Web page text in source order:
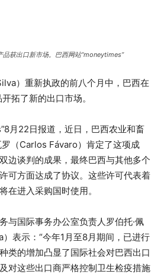
获出口新市场。巴西网站“moneytimes”
）重新执政的前八个月中，巴西在
拓了新的出口市场。
月22日报道，近日，巴西农业和畜
罗（Carlos Fávaro）肯定了这项成
边谈判的成果，最终巴西与其他多个
可方面达成了协议。这些许可代表着
在进入采购国时使用。
与国际事务办公室负责人罗伯托·佩
表示：“今年1月至8月期间，已进行
类的增加凸显了国际社会对巴西出口
对这些出口商严格控制卫生检疫措施